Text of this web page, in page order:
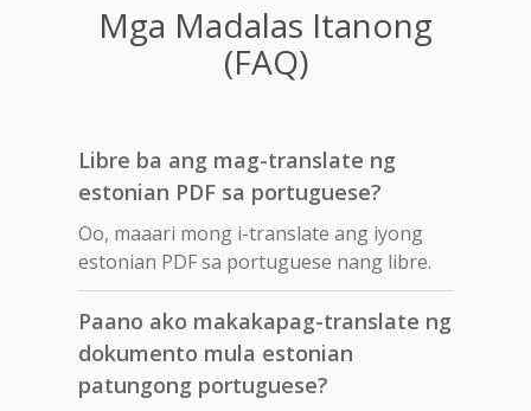
Mga Madalas Itanong
(FAQ)
Libre ba ang mag-translate ng
estonian PDF sa portuguese?
Oo, maaari mong i-translate ang iyong
estonian PDF sa portuguese nang libre.
Paano ako makakapag-translate ng
dokumento mula estonian
patungong portuguese?